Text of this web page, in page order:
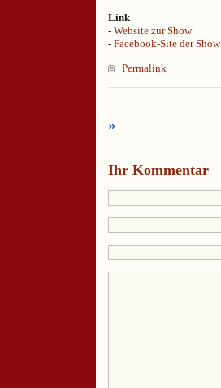
Link
- Website zur Show
- Facebook-Site der Show
Permalink
»
Ihr Kommentar